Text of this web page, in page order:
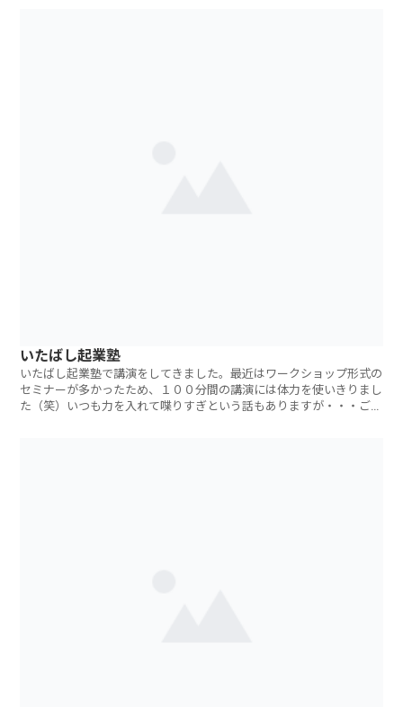
いたばし起業塾
いたばし起業塾で講演をしてきました。最近はワークショップ形式の
セミナーが多かったため、１００分間の講演には体力を使いきりまし
た（笑）いつも力を入れて喋りすぎという話もありますが・・・ご参